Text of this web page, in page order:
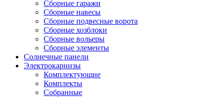
Сборные гаражи
Сборные навесы
Сборные подвесные ворота
Сборные хозблоки
Сборные вольеры
Сборные элементы
Солнечные панели
Электрокарнизы
Комплектующие
Комплекты
Собранные